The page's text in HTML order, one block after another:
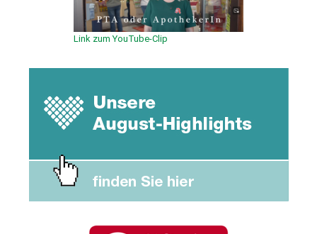
Link zum YouTube-Clip